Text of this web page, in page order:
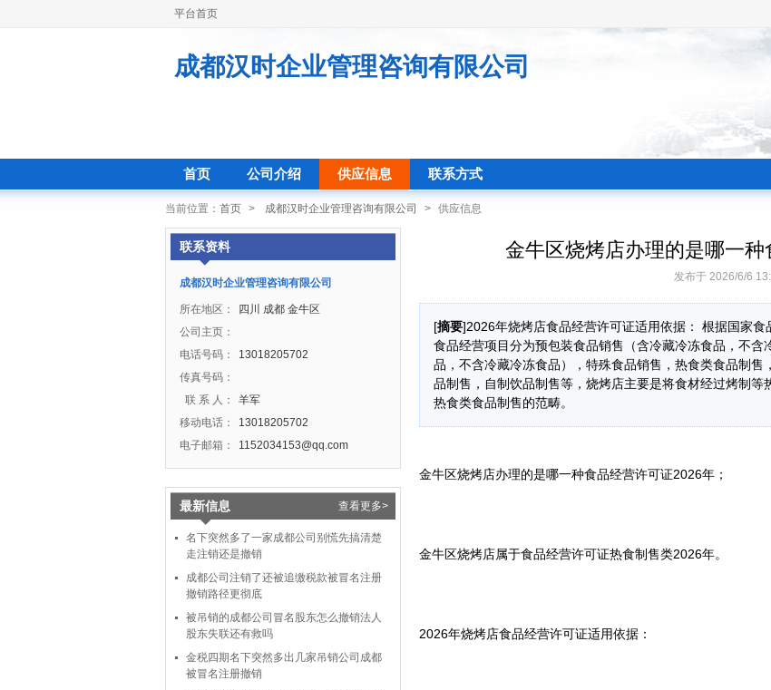
平台首页
成都汉时企业管理咨询有限公司
首页 公司介绍 供应信息 联系方式
当前位置： 首页 > 成都汉时企业管理咨询有限公司 > 供应信息
联系资料
成都汉时企业管理咨询有限公司
所在地区：
四川 成都 金牛区
公司主页：
电话号码：
13018205702
传真号码：
联 系 人：
羊军
移动电话：
13018205702
电子邮箱：
1152034153@qq.com
最新信息 查看更多>
名下突然多了一家成都公司别慌先搞清楚
走注销还是撤销
成都公司注销了还被追缴税款被冒名注册
撤销路径更彻底
被吊销的成都公司冒名股东怎么撤销法人
股东失联还有救吗
金税四期名下突然多出几家吊销公司成都
被冒名注册撤销
金牛区烧烤店办理的是哪一
发布于 2026/6/6
[摘要]2026年烧烤店食品经营许可证适用依据： 根据国家食
食品经营项目分为预包装食品销售（含冷藏冷冻食品，不
品，不含冷藏冷冻食品），特殊食品销售，热食类食品制
品制售，自制饮品制售等，烧烤店主要是将食材经过烤制
热食类食品制售的范畴。
金牛区烧烤店办理的是哪一种食品经营许可证2026年；
金牛区烧烤店属于食品经营许可证热食制售类2026年。
2026年烧烤店食品经营许可证适用依据：